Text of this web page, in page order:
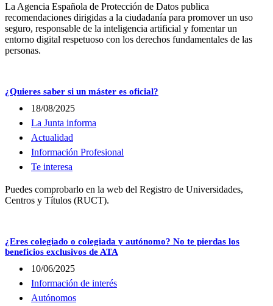
La Agencia Española de Protección de Datos publica
recomendaciones dirigidas a la ciudadanía para promover un uso
seguro, responsable de la inteligencia artificial y fomentar un
entorno digital respetuoso con los derechos fundamentales de las
personas.
¿Quieres saber si un máster es oficial?
18/08/2025
La Junta informa
Actualidad
Información Profesional
Te interesa
Puedes comprobarlo en la web del Registro de Universidades,
Centros y Títulos (RUCT).
¿Eres colegiado o colegiada y autónomo? No te pierdas los
beneficios exclusivos de ATA
10/06/2025
Información de interés
Autónomos